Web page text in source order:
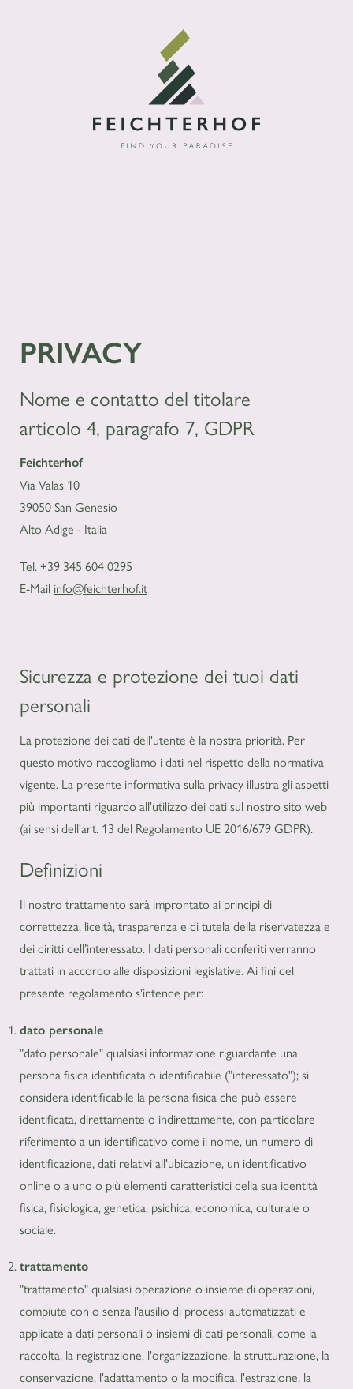
PRIVACY
Nome e contatto del titolare
articolo 4, paragrafo 7, GDPR
Feichterhof
Via Valas 10
39050 San Genesio
Alto Adige - Italia
Tel. +39 345 604 0295
E-Mail info@feichterhof.it
Sicurezza e protezione dei tuoi dati
personali
La protezione dei dati dell'utente è la nostra priorità. Per
questo motivo raccogliamo i dati nel rispetto della normativa
vigente. La presente informativa sulla privacy illustra gli aspetti
più importanti riguardo all'utilizzo dei dati sul nostro sito web
(ai sensi dell'art. 13 del Regolamento UE 2016/679 GDPR).
Definizioni
Il nostro trattamento sarà improntato ai principi di
correttezza, liceità, trasparenza e di tutela della riservatezza e
dei diritti dell’interessato. I dati personali conferiti verranno
trattati in accordo alle disposizioni legislative. Ai fini del
presente regolamento s'intende per:
dato personale
"dato personale" qualsiasi informazione riguardante una
persona fisica identificata o identificabile ("interessato"); si
considera identificabile la persona fisica che può essere
identificata, direttamente o indirettamente, con particolare
riferimento a un identificativo come il nome, un numero di
identificazione, dati relativi all'ubicazione, un identificativo
online o a uno o più elementi caratteristici della sua identità
fisica, fisiologica, genetica, psichica, economica, culturale o
sociale.
trattamento
"trattamento" qualsiasi operazione o insieme di operazioni,
compiute con o senza l'ausilio di processi automatizzati e
applicate a dati personali o insiemi di dati personali, come la
raccolta, la registrazione, l'organizzazione, la strutturazione, la
conservazione, l'adattamento o la modifica, l'estrazione, la